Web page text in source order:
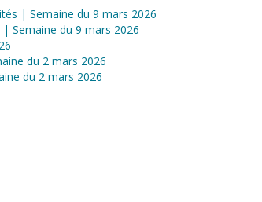
| Semaine du 9 mars 2026
Semaine du 9 mars 2026
du 2 mars 2026
du 2 mars 2026